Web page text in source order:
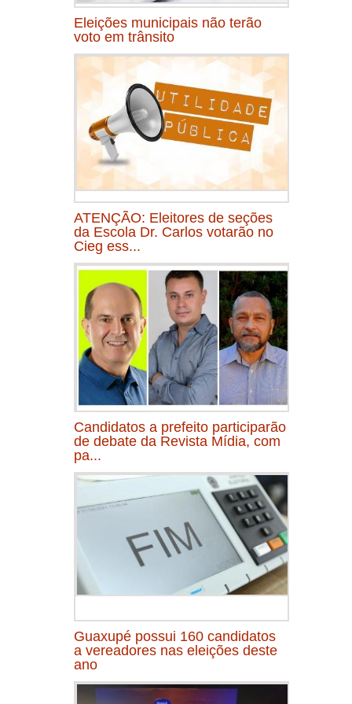
Eleições municipais não terão
voto em trânsito
ATENÇÃO: Eleitores de seções
da Escola Dr. Carlos votarão no
Cieg ess...
Candidatos a prefeito participarão
de debate da Revista Mídia, com
pa...
Guaxupé possui 160 candidatos
a vereadores nas eleições deste
ano